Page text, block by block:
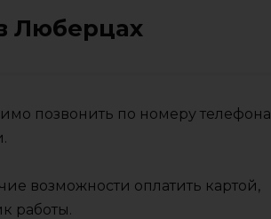
Люберцах
позвонить по номеру телефона
возможности оплатить картой,
работы.